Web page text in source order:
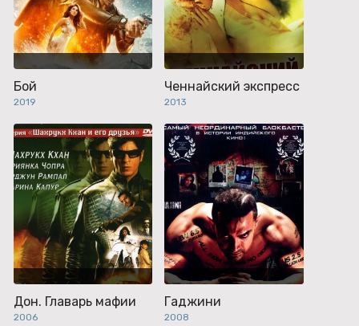
Бой
2019
Ченнайский экспресс
2013
Дон. Главарь мафии
2006
Гаджини
2008